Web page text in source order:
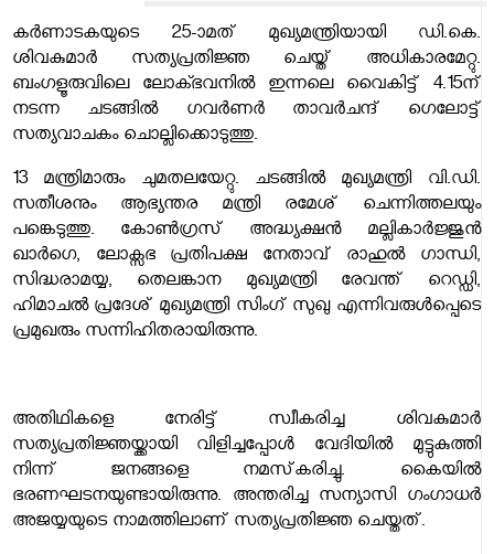
കർണാടകയുടെ 25-ാമത് മുഖ്യമന്ത്രിയായി ഡി.കെ.
ശിവകുമാർ സത്യപ്രതിജ്ഞ ചെയ്ത് അധികാരമേറ്റു.
ബംഗളൂരുവിലെ ലോക്ഭവനിൽ ഇന്നലെ വൈകിട്ട് 4.15ന്
നടന്ന ചടങ്ങിൽ ഗവർണർ താവർചന്ദ് ഗെലോട്ട്
സത്യവാചകം ചൊല്ലിക്കൊടുത്തു.
13 മന്ത്രിമാരും ചുമതലയേറ്റു. ചടങ്ങിൽ മുഖ്യമന്ത്രി വി.ഡി.
സതീശനും ആഭ്യന്തര മന്ത്രി രമേശ് ചെന്നിത്തലയും
പങ്കെടുത്തു. കോൺഗ്രസ് അദ്ധ്യക്ഷൻ മല്ലികാർജ്ജുൻ
ഖാർഗെ, ലോക്സഭ പ്രതിപക്ഷ നേതാവ് രാഹുൽ ഗാന്ധി,
സിദ്ധരാമയ്യ,​ തെലങ്കാന മുഖ്യമന്ത്രി രേവന്ത് റെഡ്ഡി,
ഹിമാചൽ പ്രദേശ് മുഖ്യമന്ത്രി സിംഗ് സുഖു എന്നിവരുൾപ്പെടെ
പ്രമുഖരും സന്നിഹിതരായിരുന്നു.
അതിഥികളെ നേരിട്ട് സ്വീകരിച്ച ശിവകുമാർ
സത്യപ്രതിജ്ഞയ്ക്കായി വിളിച്ചപ്പോൾ വേദിയിൽ മുട്ടുകുത്തി
നിന്ന് ജനങ്ങളെ നമസ്‌കരിച്ചു. കൈയിൽ
ഭരണഘടനയുണ്ടായിരുന്നു. അന്തരിച്ച സന്യാസി ഗംഗാധർ
അജയ്യയുടെ നാമത്തിലാണ് സത്യപ്രതിജ്ഞ ചെയ്തത്.